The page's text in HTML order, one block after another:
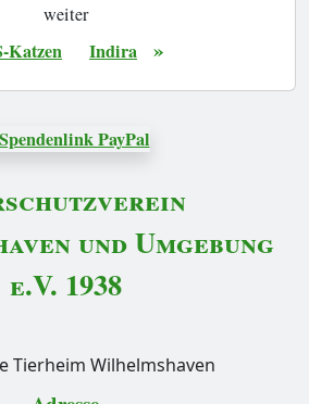
weiter
Katzen Indira »
und Umgebung
e.V. 1938